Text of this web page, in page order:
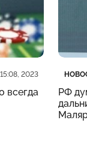
2023
всегда
Дата
РФ